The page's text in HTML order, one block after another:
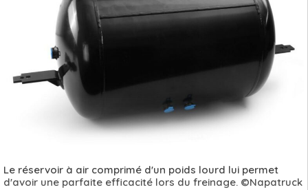
Le réservoir à air comprimé d'un poids lourd lui permet
d'avoir une parfaite efficacité lors du freinage. ©Napatruck